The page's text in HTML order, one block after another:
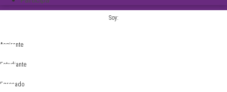
Soy:
Aspirante
Estudiante
Egresado